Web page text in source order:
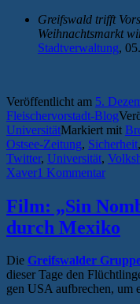
Greifswald trifft
Weihnachtsmarkt
Stadtverwaltung,
Veröffentlicht am 5.
Fleischervorstadt-Blog
UniversitätMarkiert mit
Ostsee-Zeitung, Sicherheit,
Twitter, Universität,
Xaver1 Kommentar
Film: „Sin
durch Mexiko
Die Greifswalder
dieser Tage den
gen USA aufbrechen, um